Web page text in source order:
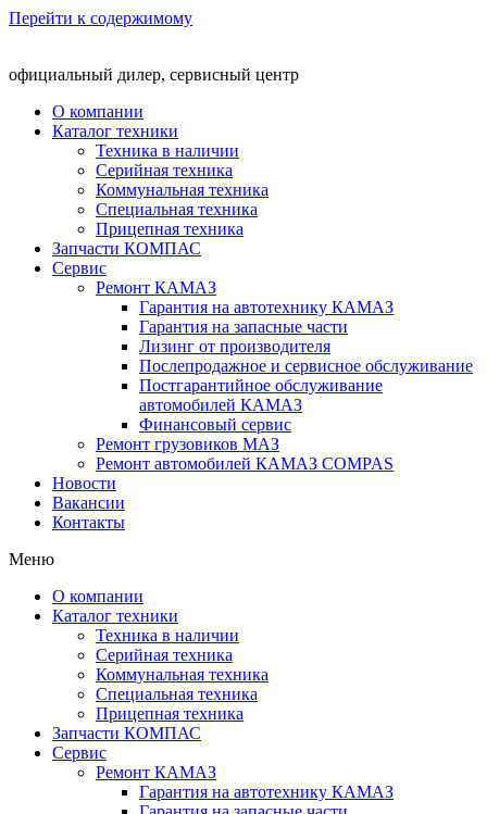
Перейти к содержимому
официальный дилер, сервисный центр
О компании
Каталог техники
Техника в наличии
Серийная техника
Коммунальная техника
Специальная техника
Прицепная техника
Запчасти КОМПАС
Сервис
Ремонт КАМАЗ
Гарантия на автотехнику КАМАЗ
Гарантия на запасные части
Лизинг от производителя
Послепродажное и сервисное обслуживание
Постгарантийное обслуживание
автомобилей КАМАЗ
Финансовый сервис
Ремонт грузовиков МАЗ
Ремонт автомобилей КАМАЗ COMPAS
Новости
Вакансии
Контакты
Меню
О компании
Каталог техники
Техника в наличии
Серийная техника
Коммунальная техника
Специальная техника
Прицепная техника
Запчасти КОМПАС
Сервис
Ремонт КАМАЗ
Гарантия на автотехнику КАМАЗ